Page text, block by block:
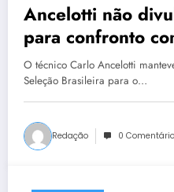
Ancelotti não
para confronto
O técnico Carlo Ancelotti
Seleção Brasileira para o…
Redação 0